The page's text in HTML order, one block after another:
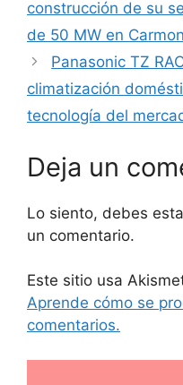
construcción de su
de 50 MW en
Panasonic TZ
climatización
tecnología del
Deja un
Lo siento, debes
un comentario.
Este sitio usa
Aprende cómo se
comentarios.